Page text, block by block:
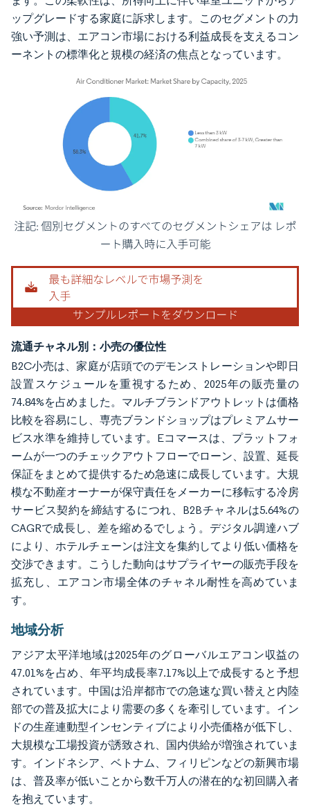
ップグレードする家庭に訴求します。このセグメントの力
強い予測は、エアコン市場における利益成長を支えるコン
ーネントの標準化と規模の経済の焦点となっています。
画像 © Mordor Intelligence。再利用にはCC BY 4.0の表示が必要です。
流通チャネル別：小売の優位性
B2C小売は、家庭が店頭でのデモンストレーションや即日
設置スケジュールを重視するため、2025年の販売量の
74.84%を占めました。マルチブランドアウトレットは価格
比較を容易にし、専売ブランドショップはプレミアムサー
ビス水準を維持しています。Eコマースは、プラットフォ
ームが一つのチェックアウトフローでローン、設置、延長
保証をまとめて提供するため急速に成長しています。大規
模な不動産オーナーが保守責任をメーカーに移転する冷房
サービス契約を締結するにつれ、B2Bチャネルは5.64%の
CAGRで成長し、差を縮めるでしょう。デジタル調達ハブ
により、ホテルチェーンは注文を集約してより低い価格を
交渉できます。こうした動向はサプライヤーの販売手段を
拡充し、エアコン市場全体のチャネル耐性を高めていま
す。
地域分析
アジア太平洋地域は2025年のグローバルエアコン収益の
47.01%を占め、年平均成長率7.17%以上で成長すると予想
されています。中国は沿岸都市での急速な買い替えと内陸
部での普及拡大により需要の多くを牽引しています。イン
ドの生産連動型インセンティブにより小売価格が低下し、
大規模な工場投資が誘致され、国内供給が増強されていま
す。インドネシア、ベトナム、フィリピンなどの新興市場
は、普及率が低いことから数千万人の潜在的な初回購入者
を抱えています。